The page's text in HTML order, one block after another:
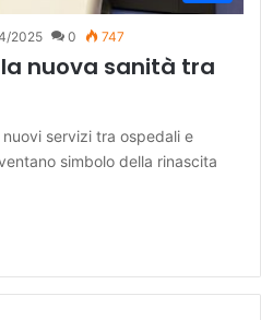
2025 0 747
nuova sanità tra
servizi tra ospedali e
simbolo della rinascita